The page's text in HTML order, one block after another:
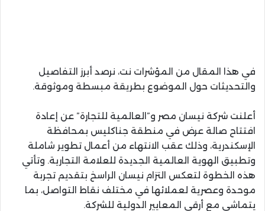
في هذا المقال من المؤشرات نت، نرصد أبرز التفاصيل
والتحديثات حول الموضوع بطريقة مبسطة وموثوقة.
أعلنت شركة نيسان مصر و”العالمية للتجارة” عن إعادة
افتتاح صالة عرض في منطقة جناكليس بمحافظة
الإسكندرية، وذلك عقب الانتهاء من أعمال تطوير شاملة
وتطبيق الهوية العالمية الجديدة للعلامة التجارية. وتأتي
هذه الخطوة لتعكس التزام نيسان الراسخ بتقديم تجربة
موحدة وعصرية لعملائها في مختلف نقاط التواصل، بما
يتماشى مع أرقى المعايير الدولية للشركة.